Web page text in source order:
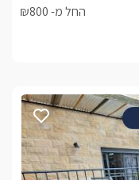
החל מ- ₪800